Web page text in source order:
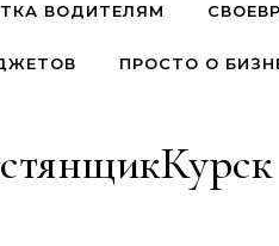
ВОДИТЕЛЯМ
ПРОСТО О